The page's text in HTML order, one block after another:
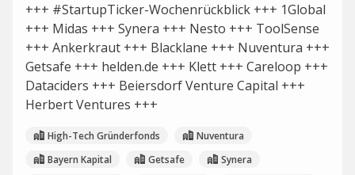
+++ #StartupTicker-Wochenrückblick +++ 1Global
+++ Midas +++ Synera +++ Nesto +++ ToolSense
+++ Ankerkraut +++ Blacklane +++ Nuventura +++
Getsafe +++ helden.de +++ Klett +++ Careloop +++
Dataciders +++ Beiersdorf Venture Capital +++
Herbert Ventures +++
High-Tech Gründerfonds
Nuventura
Bayern Kapital
Getsafe
Synera